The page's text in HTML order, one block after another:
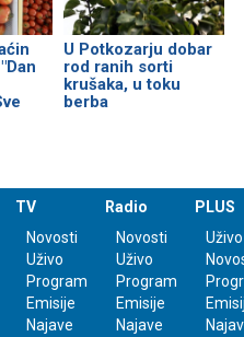
U Potkozarju dobar
rod ranih sorti
krušaka, u toku
berba
TV
Novosti
Uživo
Program
Emisije
Najave
Radio
Novosti
Uživo
Program
Emisije
Najave
PLUS
Uživo